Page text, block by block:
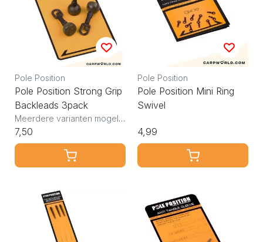
Pole Position
Pole Position Strong Grip
Backleads 3pack
Meerdere varianten mogelijk
7,50
Pole Position
Pole Position Mini Ring
Swivel
4,99